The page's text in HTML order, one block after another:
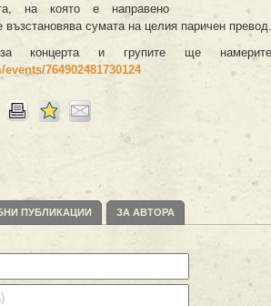
на която е направено
възстановява сумата на целия паричен превод.
за концерта и групите ще
764902481730124
ПУБЛИКАЦИИ ЗА АВТОРА